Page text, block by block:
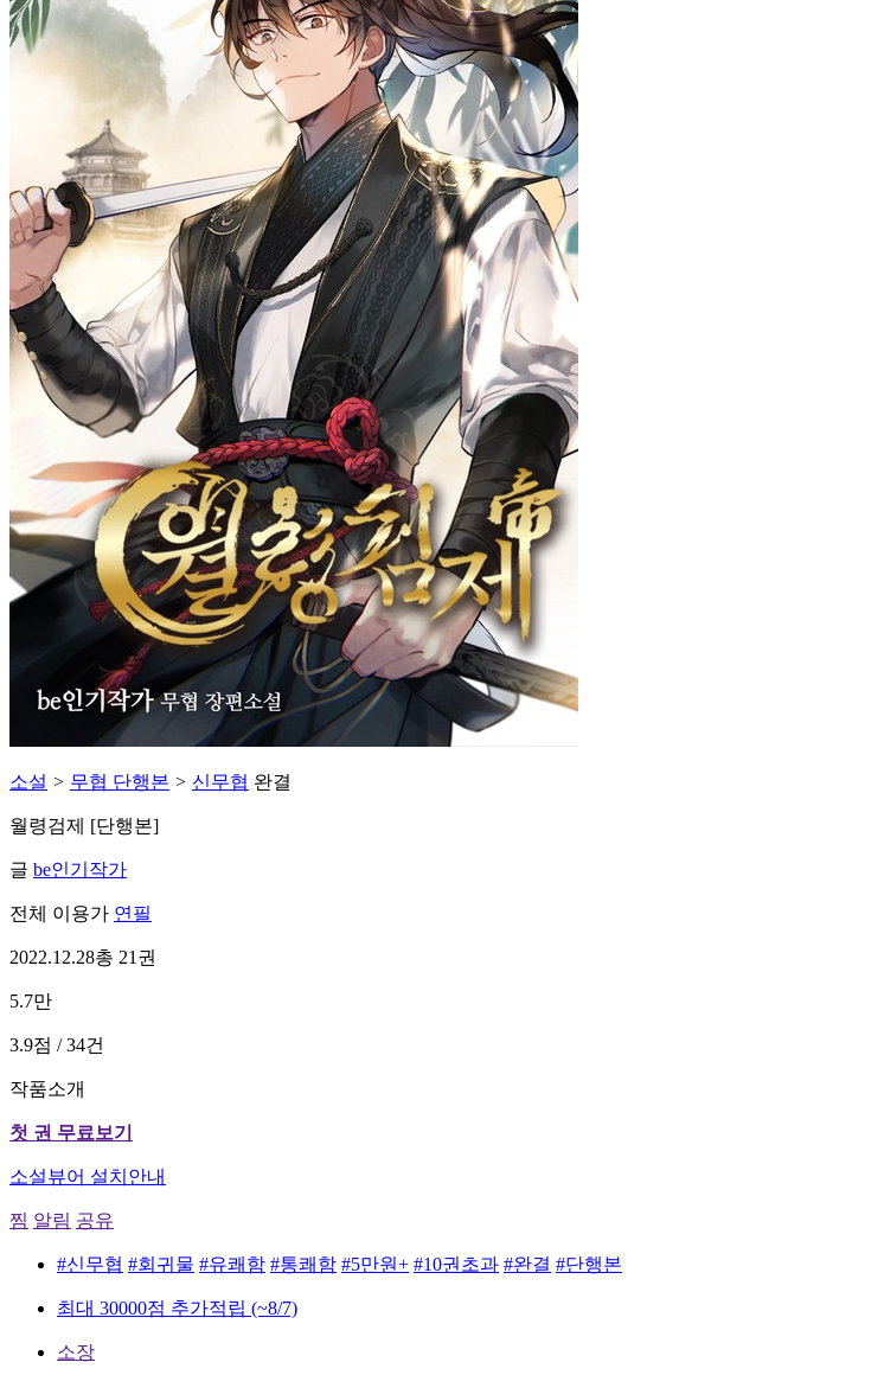
소설 > 무협 단행본 > 신무협 완결
월령검제 [단행본]
글 be인기작가
전체 이용가 연필
2022.12.28총 21권
5.7만
3.9점 / 34건
작품소개
첫 권 무료보기
소설뷰어 설치안내
찜 알림 공유
#신무협 #회귀물 #유쾌함 #통쾌함 #5만원+ #10권초과 #완결 #단행본
최대 30000점 추가적립 (~8/7)
소장